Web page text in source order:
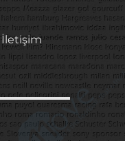
İletişim